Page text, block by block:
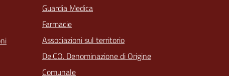
Guardia Medica
Farmacie
Associazioni sul territorio
De.CO. Denominazione di Origine
Comunale